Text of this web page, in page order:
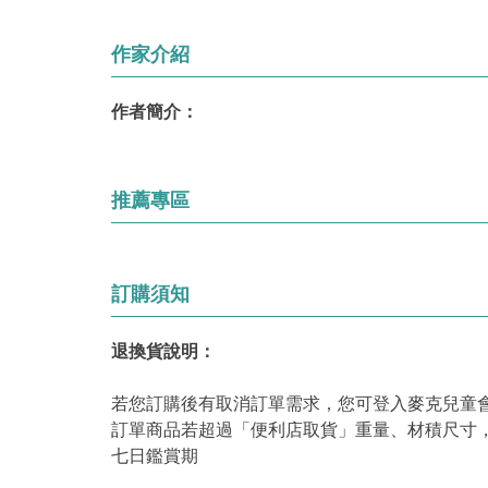
作家介紹
作者簡介：
推薦專區
訂購須知
退換貨說明：
若您訂購後有取消訂單需求，您可登入麥克兒
訂單商品若超過「便利店取貨」重量、材積尺
七日鑑賞期